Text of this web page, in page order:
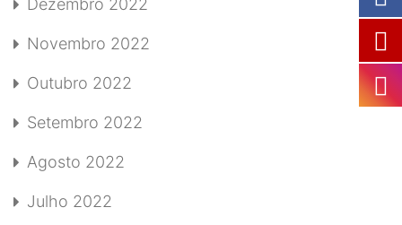
Dezembro 2022
Novembro 2022
Outubro 2022
Setembro 2022
Agosto 2022
Julho 2022